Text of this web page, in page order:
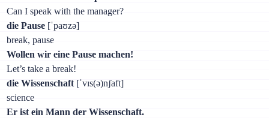
Can I speak with the manager?
die Pause [ˈpaʊzə]
break, pause
Wollen wir eine Pause machen!
Let’s take a break!
die Wissenschaft [ˈvɪs(ə)nʃaft]
science
Er ist ein Mann der Wissenschaft.